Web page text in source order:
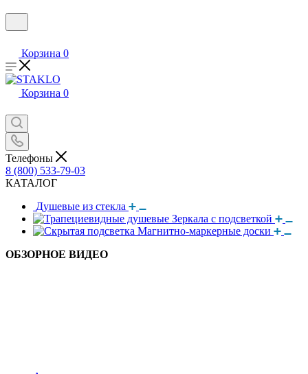
Корзина 0
Корзина 0
Телефоны
8 (800) 533-79-03
КАТАЛОГ
Душевые из стекла
Зеркала с подсветкой
Магнитно-маркерные доски
ОБЗОРНОЕ ВИДЕО